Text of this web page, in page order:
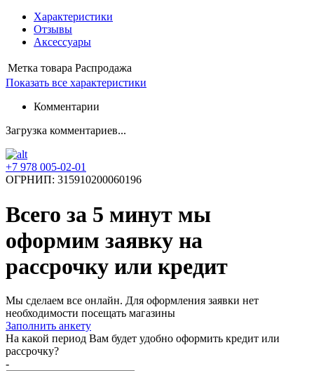
Характеристики
Отзывы
Аксессуары
Метка товара Распродажа
Показать все характеристики
Комментарии
Загрузка комментариев...
+7 978 005-02-01
ОГРНИП: 315910200060196
Всего за 5 минут мы
оформим заявку на
рассрочку или кредит
Мы сделаем все онлайн. Для оформления заявки нет
необходимости посещать магазины
Заполнить анкету
На какой период Вам будет удобно оформить кредит или
рассрочку?
-